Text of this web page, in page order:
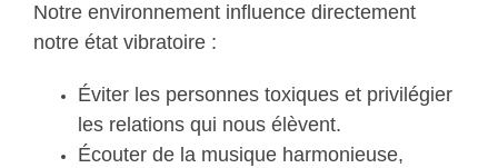
Notre environnement influence directement
notre état vibratoire :
Éviter les personnes toxiques et privilégier
les relations qui nous élèvent.
Écouter de la musique harmonieuse,